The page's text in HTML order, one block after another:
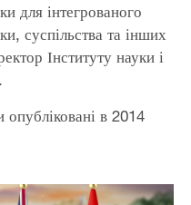
для інтегрованого
суспільства та інших
Інституту науки і
опубліковані в 2014